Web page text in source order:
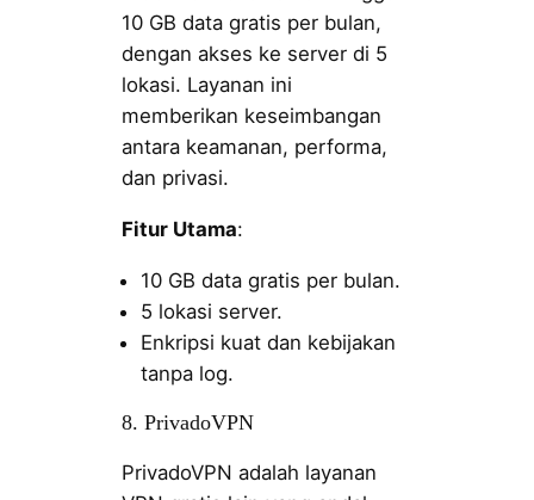
10 GB data gratis per bulan,
dengan akses ke server di 5
lokasi. Layanan ini
memberikan keseimbangan
antara keamanan, performa,
dan privasi.
Fitur Utama:
10 GB data gratis per bulan.
5 lokasi server.
Enkripsi kuat dan kebijakan
tanpa log.
8. PrivadoVPN
PrivadoVPN adalah layanan